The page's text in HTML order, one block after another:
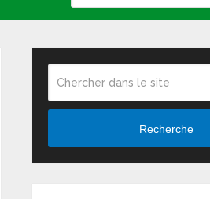
Recherche